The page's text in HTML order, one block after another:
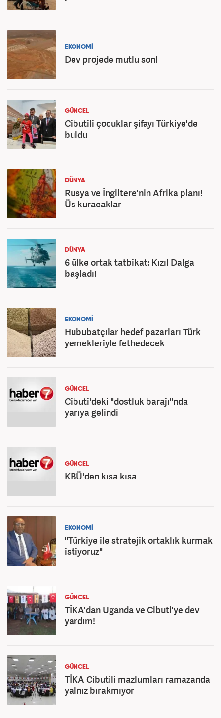
EKONOMİ
Dev projede mutlu son!
GÜNCEL
Cibutili çocuklar şifayı Türkiye'de
buldu
DÜNYA
Rusya ve İngiltere'nin Afrika planı!
Üs kuracaklar
DÜNYA
6 ülke ortak tatbikat: Kızıl Dalga
başladı!
EKONOMİ
Hububatçılar hedef pazarları Türk
yemekleriyle fethedecek
GÜNCEL
Cibuti'deki "dostluk barajı"nda
yarıya gelindi
GÜNCEL
KBÜ'den kısa kısa
EKONOMİ
"Türkiye ile stratejik ortaklık kurmak
istiyoruz"
GÜNCEL
TİKA'dan Uganda ve Cibuti'ye dev
yardım!
GÜNCEL
TİKA Cibutili mazlumları ramazanda
yalnız bırakmıyor